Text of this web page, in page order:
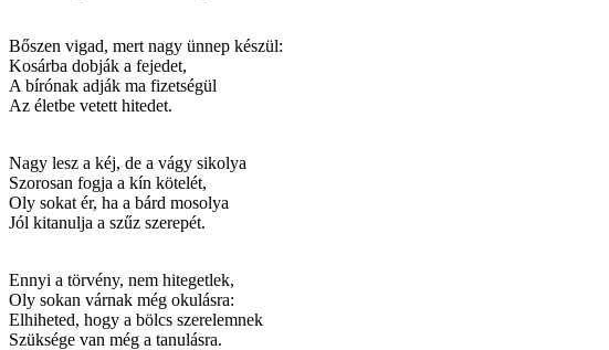
Bőszen vigad, mert nagy ünnep készül:
Kosárba dobják a fejedet,
A bírónak adják ma fizetségül
Az életbe vetett hitedet.
Nagy lesz a kéj, de a vágy sikolya
Szorosan fogja a kín kötelét,
Oly sokat ér, ha a bárd mosolya
Jól kitanulja a szűz szerepét.
Ennyi a törvény, nem hitegetlek,
Oly sokan várnak még okulásra:
Elhiheted, hogy a bölcs szerelemnek
Szüksége van még a tanulásra.